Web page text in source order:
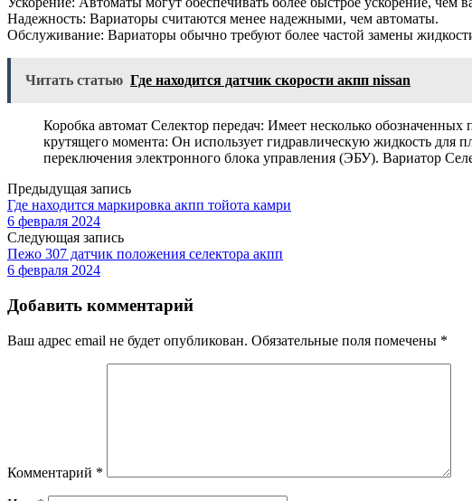
Надежность: Вариаторы считаются менее надежными, чем автоматы.
Обслуживание: Вариаторы обычно требуют более частой замены
Читать статью Где находится датчик скорости акпп nissan
Коробка автомат Селектор передач: Имеет несколько
крутящего момента: Он использует гидравлическую жидкость для
переключения электронного блока управления (ЭБУ). Вариатор
Предыдущая запись
Где находится маркировка акпп тойота камри
6 февраля 2024
Следующая запись
Пежо 307 датчик положения селектора акпп
6 февраля 2024
Добавить комментарий
Ваш адрес email не будет опубликован. Обязательные поля помечены *
Комментарий *